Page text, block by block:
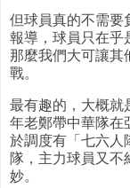
但球員真的不需要
報導，球員只在乎
那麼我們大可讓其
戰。
最有趣的，大概就
年老鄭帶中華隊在
於調度有「七六人
隊，主力球員又不
妙。